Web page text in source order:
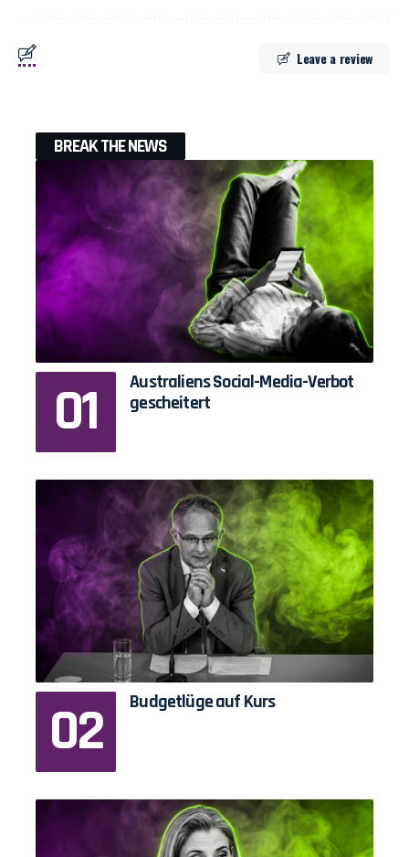
Leave a review
BREAK THE NEWS
Australiens Social-Media-Verbot
gescheitert
Budgetlüge auf Kurs